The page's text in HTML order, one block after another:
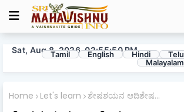
Sat, Aug 8, 2026, 02:55:52 PM
Tamil English Hindi
Malayalam
Home Let's learn ಶೇಷಶಯನ ಆದಿಶೇಷ...